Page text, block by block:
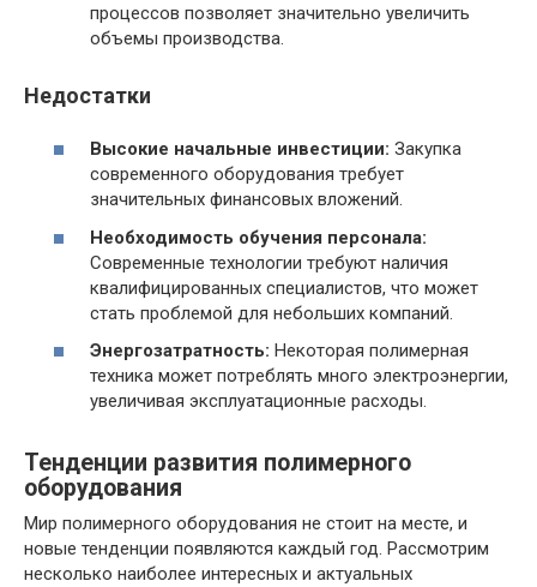
процессов позволяет значительно увеличить
объемы производства.
Недостатки
Высокие начальные инвестиции: Закупка
современного оборудования требует
значительных финансовых вложений.
Необходимость обучения персонала:
Современные технологии требуют наличия
квалифицированных специалистов, что может
стать проблемой для небольших компаний.
Энергозатратность: Некоторая полимерная
техника может потреблять много электроэнергии,
увеличивая эксплуатационные расходы.
Тенденции развития полимерного
оборудования
Мир полимерного оборудования не стоит на месте, и
новые тенденции появляются каждый год. Рассмотрим
несколько наиболее интересных и актуальных